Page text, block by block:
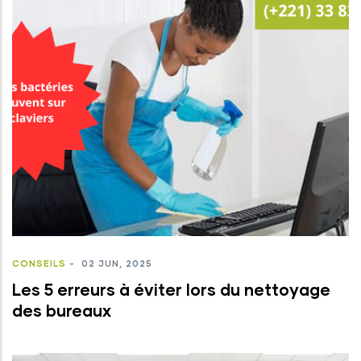
CONSEILS - 02 JUN, 2025
Les 5 erreurs à éviter lors du nettoyage
des bureaux